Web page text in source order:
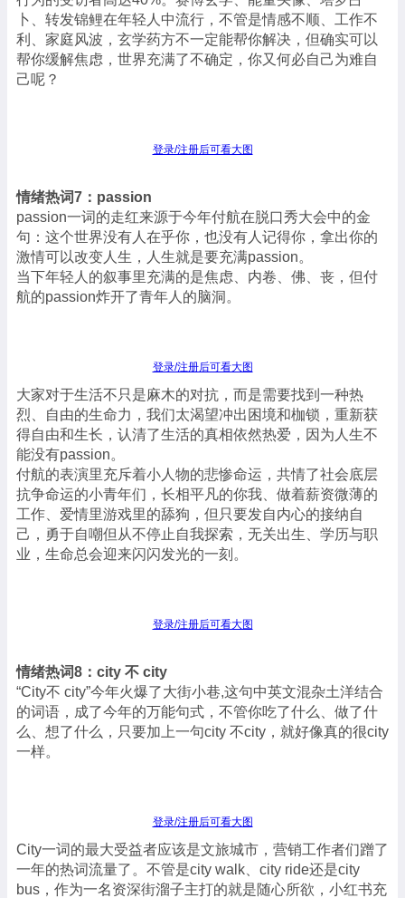
卜、转发锦鲤在年轻人中流行，不管是情感不顺、工作不
利、家庭风波，玄学药方不一定能帮你解决，但确实可以
帮你缓解焦虑，世界充满了不确定，你又何必自己为难自
己呢？
登录/注册后可看大图
情绪热词7：passion
passion一词的走红来源于今年付航在脱口秀大会中的金
句：这个世界没有人在乎你，也没有人记得你，拿出你的
激情可以改变人生，人生就是要充满passion。
当下年轻人的叙事里充满的是焦虑、内卷、佛、丧，但付
航的passion炸开了青年人的脑洞。
登录/注册后可看大图
大家对于生活不只是麻木的对抗，而是需要找到一种热
烈、自由的生命力，我们太渴望冲出困境和枷锁，重新获
得自由和生长，认清了生活的真相依然热爱，因为人生不
能没有passion。
付航的表演里充斥着小人物的悲惨命运，共情了社会底层
抗争命运的小青年们，长相平凡的你我、做着薪资微薄的
工作、爱情里游戏里的舔狗，但只要发自内心的接纳自
己，勇于自嘲但从不停止自我探索，无关出生、学历与职
业，生命总会迎来闪闪发光的一刻。
登录/注册后可看大图
情绪热词8：city 不 city
“City不 city”今年火爆了大街小巷,这句中英文混杂土洋结合
的词语，成了今年的万能句式，不管你吃了什么、做了什
么、想了什么，只要加上一句city 不city，就好像真的很city
一样。
登录/注册后可看大图
City一词的最大受益者应该是文旅城市，营销工作者们蹭了
一年的热词流量了。不管是city walk、city ride还是city
bus，作为一名资深街溜子主打的就是随心所欲，小红书充